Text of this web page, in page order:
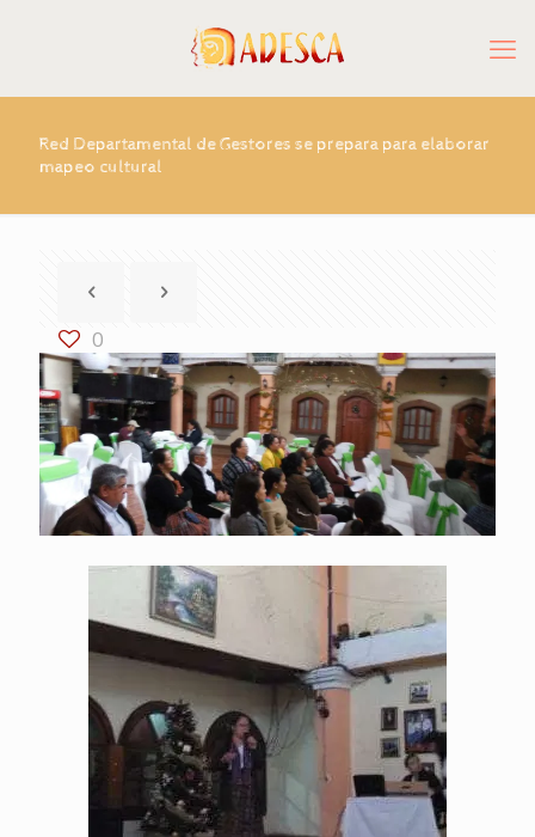
Red Departamental de Gestores se prepara para elaborar
mapeo cultural
0